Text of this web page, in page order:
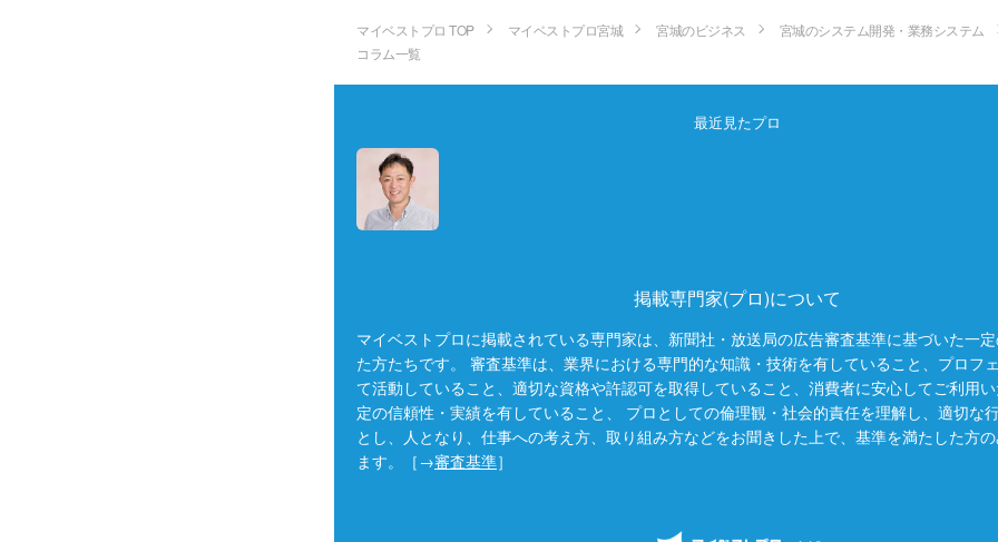
マイベストプロ TOP マイベストプロ宮城 宮城のビジネス
宮城のシステム開発・業務システム
コラム一覧
最近見たプロ
掲載専門家(プロ)について
マイベストプロに掲載されている専門家は、新聞社・放送局の広告審査基準に基づいた一
た方たちです。 審査基準は、業界における専門的な知識・技術を有していること、プロフ
て活動していること、適切な資格や許認可を取得していること、消費者に安心してご利用
定の信頼性・実績を有していること、 プロとしての倫理観・社会的責任を理解し、適切な
とし、人となり、仕事への考え方、取り組み方などをお聞きした上で、基準を満たした方
ます。［→審査基準］